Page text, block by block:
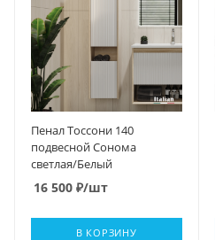
Пенал Тоссони 140
подвесной Сонома
светлая/Белый
16 500 ₽/шт
В КОРЗИНУ